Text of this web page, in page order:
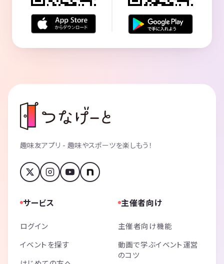
趣味友アプリ - 趣味やスポーツを楽しもう！
サービス
ログイン
イベントを探す
主催者向け
主催者向け機能
動画で学ぶイベント運営
のコツ